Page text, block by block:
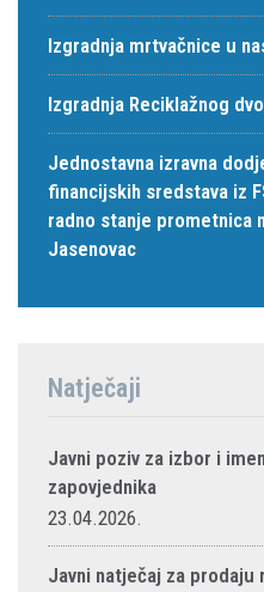
Izgradnja mrtvačnice u
Izgradnja Reciklažnog
Jednostavna izravna
financijskih sredstava iz
radno stanje prometnica
Jasenovac
Natječaji
Javni poziv za izbor i
zapovjednika
23.04.2026.
Javni natječaj za prodaju